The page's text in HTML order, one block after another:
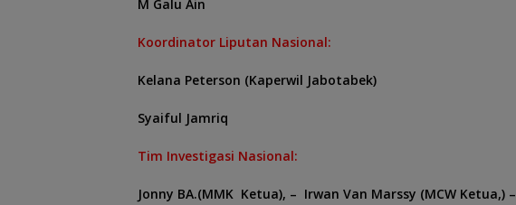
M Galu Ain
Koordinator Liputan Nasional:
Kelana Peterson (Kaperwil Jabotabek)
Syaiful Jamriq
Tim Investigasi Nasional:
Jonny BA.(MMK Ketua), – Irwan Van Marssy (MCW Ketua,) –